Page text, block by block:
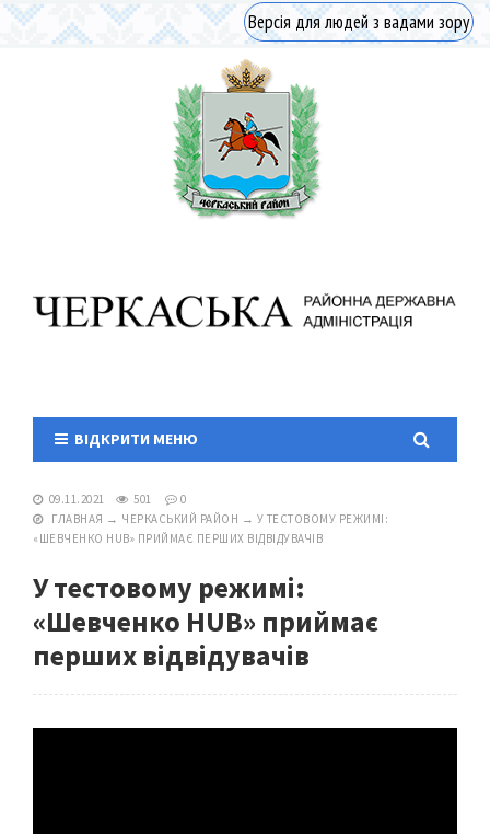
Версія для людей з вадами зору
ВІДКРИТИ МЕНЮ
09.11.2021 501
0
ГЛАВНАЯ → ЧЕРКАСЬКИЙ РАЙОН → У ТЕСТОВОМУ РЕЖИМІ:
«ШЕВЧЕНКО HUB» ПРИЙМАЄ ПЕРШИХ ВІДВІДУВАЧІВ
У тестовому режимі:
«Шевченко HUB» приймає
перших відвідувачів